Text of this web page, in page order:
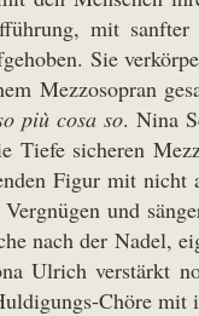
mit
Sie
Mezzosopran
più cosa so. Nina
Tiefe sicheren
Figur mit nicht
und
nach der Nadel,
Ulrich verstärkt
Chöre mit